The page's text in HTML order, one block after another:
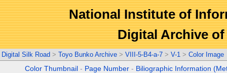
National Institute of
Digital Archive
Digital Silk Road > Toyo Bunko Archive > VIII-5-B4-a-7 > V-1 > Color Image
Color Thumbnail - Page Number - Biliographic Information